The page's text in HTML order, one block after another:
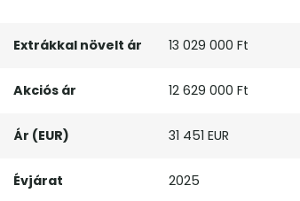
Extrákkal növelt ár 13 029 000 Ft
Akciós ár 12 629 000 Ft
Ár (EUR) 31 451 EUR
Évjárat 2025